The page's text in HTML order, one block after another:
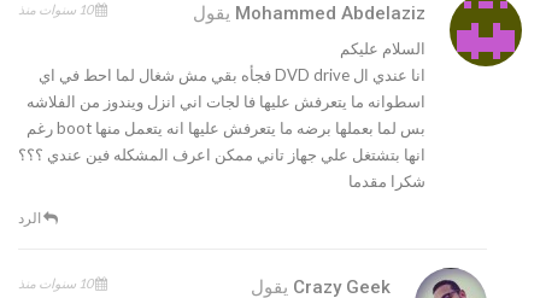
Mohammed Abdelaziz يقول 10 سنوات منذ
السلام عليكم
انا عندي ال DVD drive فجأه بقي مش شغال لما احط في اي
اسطوانه ما يتعرفش عليها فا لجات اني انزل ويندوز من الفلاشه
بس لما بعملها برضه ما يتعرفش عليها انه يتعمل منها boot رغم
انها بتشتغل علي جهاز تاني ممكن اعرف المشكله فين عندي ؟؟؟
شكرا مقدما
الرد
Crazy Geek يقول 10 سنوات منذ